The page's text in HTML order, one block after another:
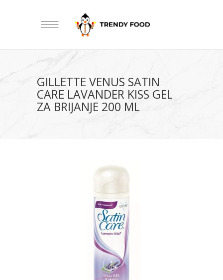
GILLETTE VENUS SATIN
CARE LAVANDER KISS GEL
ZA BRIJANJE 200 ML